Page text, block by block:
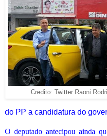
Credito: Twitter Raoni
do PP a candidatura do
O deputado antecipou ainda